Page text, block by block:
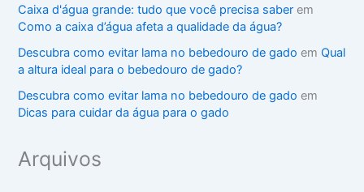
Caixa d'água grande: tudo que você precisa saber em
Como a caixa d’água afeta a qualidade da água?
Descubra como evitar lama no bebedouro de gado em Qual
a altura ideal para o bebedouro de gado?
Descubra como evitar lama no bebedouro de gado em
Dicas para cuidar da água para o gado
Arquivos